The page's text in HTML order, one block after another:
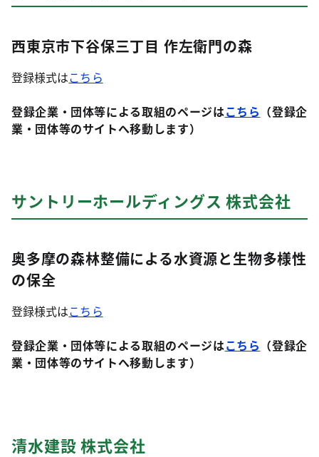
西東京市下谷保三丁目 作左衛門の森
登録様式はこちら
登録企業・団体等による取組のページはこちら （登録企
業・団体等のサイトへ移動します）
サントリーホールディングス 株式会社
奥多摩の森林整備による水資源と生物多様性
の保全
登録様式はこちら
登録企業・団体等による取組のページはこちら （登録企
業・団体等のサイトへ移動します）
清水建設 株式会社